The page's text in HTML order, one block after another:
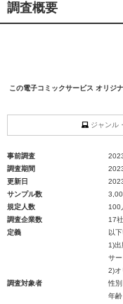
調査概要
この電子コミックサービス オリジ
ジャンル
事前調査
調査期間
更新日
サンプル数
規定人数
100
調査企業数
17社
定義
以
1)出
サ
2)オ
調査対象者
性
年